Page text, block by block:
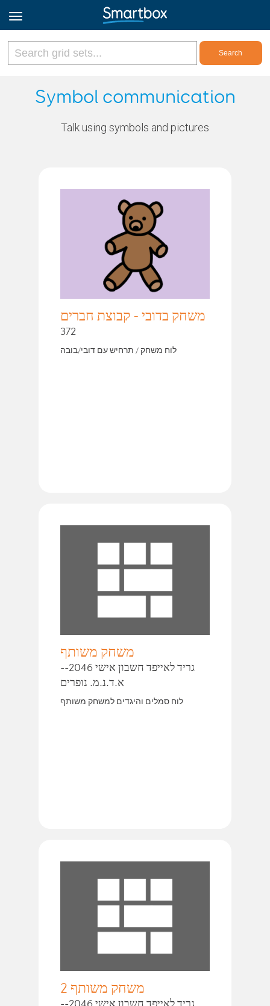
Online Grids
Log in
English
Symbol communication
Talk using symbols and pictures
משחק בדובי - קבוצת חברים
372
לוח משחק / תרחיש עם דובי/בובה
משחק משותף
גריד לאייפד חשבון אישי 2046--
א.ד.נ.מ. נופרים
לוח סמלים והיגדים למשחק משותף
משחק משותף 2